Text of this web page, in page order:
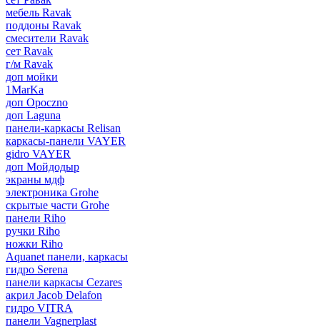
мебель Ravak
поддоны Ravak
смесители Ravak
сет Ravak
г/м Ravak
доп мойки
1MarKa
доп Opoczno
доп Laguna
панели-каркасы Relisan
каркасы-панели VAYER
gidro VAYER
доп Мойдодыр
экраны мдф
электроника Grohe
скрытые части Grohe
панели Riho
ручки Riho
ножки Riho
Aquanet панели, каркасы
гидро Serena
панели каркасы Cezares
акрил Jacob Delafon
гидро VITRA
панели Vagnerplast